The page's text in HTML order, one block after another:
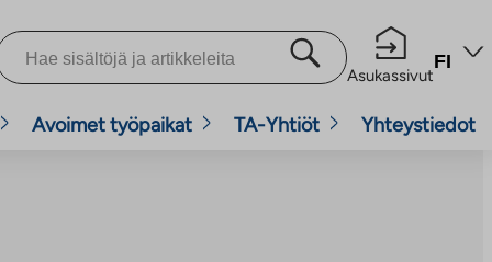
Asukassivut
FI
Avoimet työpaikat TA-Yhtiöt Yhteystiedot